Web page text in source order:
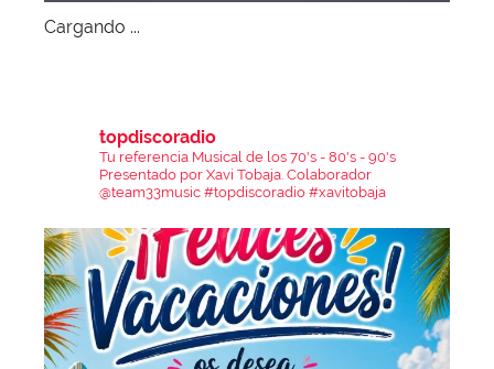
Cargando ...
topdiscoradio
Tu referencia Musical de los 70's - 80's - 90's
Presentado por Xavi Tobaja. Colaborador
@team33music #topdiscoradio #xavitobaja